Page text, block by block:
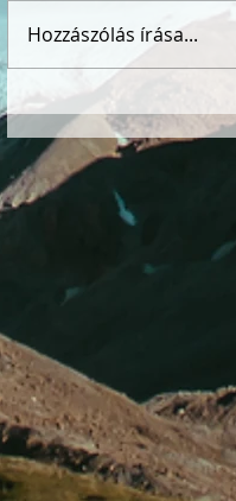
Hozzászólás írása...